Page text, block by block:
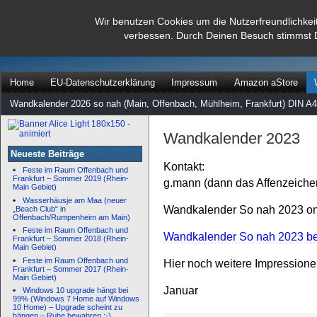
Wir benutzen Cookies um die
verbessen. Durch Deinen Besuch stimmst
dann rate mal
Home EU-Datenschutzerklärung Impressum Amazon aStore
Wandkalender 2026 so nah (Main, Offenbach, Mühlheim, Frankfurt) DIN
Neueste Beiträge
Feste im Raum Offenbach und
Frankfurt – Sommer 2019 (Rhein-
Main Gebiet)
Wasserhäusje am Maa (neuer
„Beach Club“ in
Offenbach/Rumpenheim am Main)
Feste im Raum Offenbach und
Frankfurt – Sommer 2018 (Rhein-
Main Gebiet)
Feste im Raum Offenbach und
Frankfurt – Sommer 2017 (Rhein-
Main Gebiet)
Windows 10 upgrade hängt bei
99% (Windows 7 Home auf Windows
10 Home) – Upgrade scheint zu
Wandkalender 2023
Kontakt:
g.mann (dann das
Wandkalender So nah 2023
Wandkalender So nah 2023
Hier noch weitere
Januar